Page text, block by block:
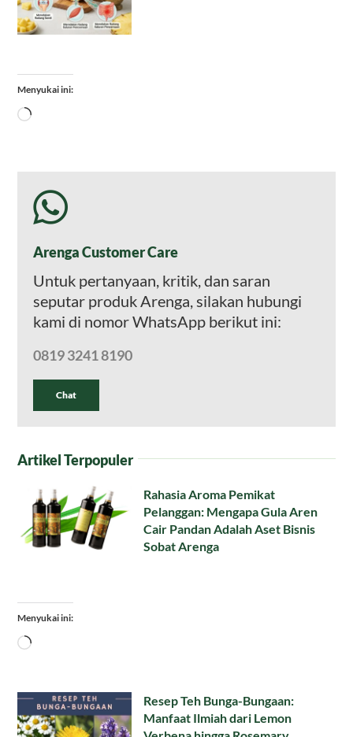
Menyukai ini:
Memuat...
Arenga Customer Care
Untuk pertanyaan, kritik, dan saran
seputar produk Arenga, silakan hubungi
kami di nomor WhatsApp berikut ini:
0819 3241 8190
Chat
Artikel Terpopuler
Rahasia Aroma Pemikat
Pelanggan: Mengapa Gula Aren
Cair Pandan Adalah Aset Bisnis
Sobat Arenga
Menyukai ini:
Memuat...
Resep Teh Bunga-Bungaan:
Manfaat Ilmiah dari Lemon